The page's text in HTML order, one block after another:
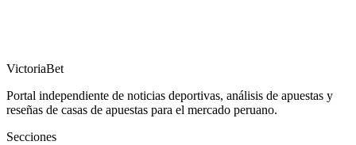
VictoriaBet
Portal independiente de noticias deportivas, análisis de apuestas y
reseñas de casas de apuestas para el mercado peruano.
Secciones